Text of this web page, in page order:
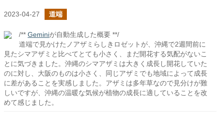
2023-04-27 道端
/** Geminiが自動生成した概要 **/
道端で見かけたノアザミらしきロゼットが、沖縄で2週間前に
見たシマアザミと比べてとても小さく、まだ開花する気配がないこ
とに気づきました。沖縄のシマアザミは大きく成長し開花していた
のに対し、大阪のものは小さく、同じアザミでも地域によって成長
に差があることを実感しました。アザミは多年草なので見分けが難
しいですが、沖縄の温暖な気候が植物の成長に適していることを改
めて感じました。